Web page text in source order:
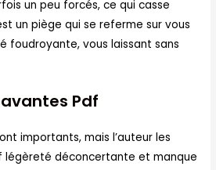
un peu forcés, ce qui casse
un piège qui se referme sur vous
foudroyante, vous laissant sans
Pdf
importants, mais l’auteur les
déconcertante et manque